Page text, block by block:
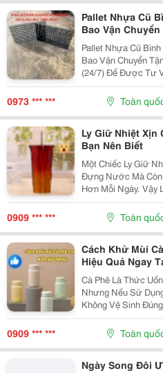
Pallet Nhựa Cũ
Bao Vận
Pallet Nhựa Cũ
Bao Vận Chuyển Tận Nơi! Liên Hệ Ngay:
(24/7) Để Được Tư
Bình Phước! Kho Xưởng Đang Cần Pallet? Đừng Vội
Mua Pallet Mới
0973 *** *** Toàn
Ly Giữ Nhiệt Xịn
Bạn Nên Biết
Một Chiếc Ly Giữ
Đựng Nước Mà Còn
Hơn Mỗi Ngày. Vậy
Chiếc Ly Giữ Nhiệt
0909 *** *** Toàn
Cách Khử Mùi
Hiệu Quả Ngay
Cà Phê Là Thức
Nhưng Nếu Sử
Không Vệ Sinh
Bên Trong Bình.
Hương Vị Của
0909 *** *** Toàn
Ngày Song Đôi